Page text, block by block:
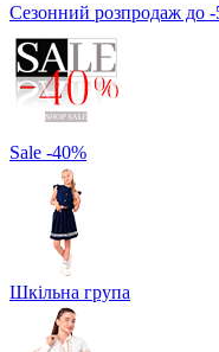
Сезонний розпродаж до -
Sale -40%
Шкільна група